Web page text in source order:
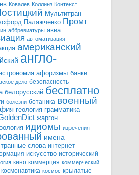
Ковалев Коллинз Контекст
Мультитран
Палажченко Промт
аббревиатуры авиа
автоматизация
американский
англо-
афоризмы банки
дело безопасность
белорусский бесплатно
болезни ботаника военный
геология грамматика
жаргон
идиомы изречения
имена
слова интернет
искусство исторический
кино коммерция коммерческий
космонавтика космос крылатые